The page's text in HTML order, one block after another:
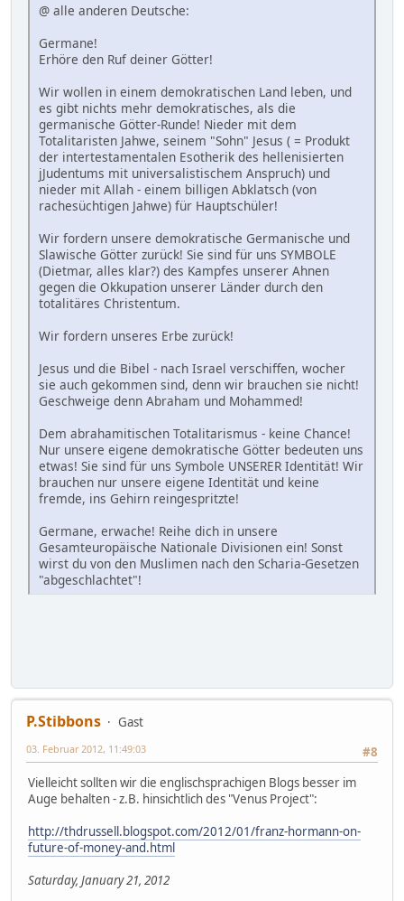
@ alle anderen Deutsche:
Germane!
Erhöre den Ruf deiner Götter!
Wir wollen in einem demokratischen Land leben, und
es gibt nichts mehr demokratisches, als die
germanische Götter-Runde! Nieder mit dem
Totalitaristen Jahwe, seinem "Sohn" Jesus ( = Produkt
der intertestamentalen Esotherik des hellenisierten
jJudentums mit universalistischem Anspruch) und
nieder mit Allah - einem billigen Abklatsch (von
rachesüchtigen Jahwe) für Hauptschüler!
Wir fordern unsere demokratische Germanische und
Slawische Götter zurück! Sie sind für uns SYMBOLE
(Dietmar, alles klar?) des Kampfes unserer Ahnen
gegen die Okkupation unserer Länder durch den
totalitäres Christentum.
Wir fordern unseres Erbe zurück!
Jesus und die Bibel - nach Israel verschiffen, wocher
sie auch gekommen sind, denn wir brauchen sie nicht!
Geschweige denn Abraham und Mohammed!
Dem abrahamitischen Totalitarismus - keine Chance!
Nur unsere eigene demokratische Götter bedeuten uns
etwas! Sie sind für uns Symbole UNSERER Identität! Wir
brauchen nur unsere eigene Identität und keine
fremde, ins Gehirn reingespritzte!
Germane, erwache! Reihe dich in unsere
Gesamteuropäische Nationale Divisionen ein! Sonst
wirst du von den Muslimen nach den Scharia-Gesetzen
"abgeschlachtet"!
P.Stibbons
Gast
#8
03. Februar 2012, 11:49:03
Vielleicht sollten wir die englischsprachigen Blogs besser im
Auge behalten - z.B. hinsichtlich des "Venus Project":
http://thdrussell.blogspot.com/2012/01/franz-hormann-on-
future-of-money-and.html
Saturday, January 21, 2012